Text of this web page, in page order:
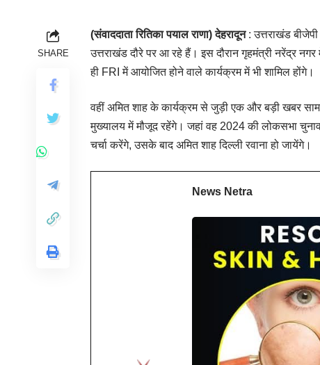
SHARE
(संवाददाता रितिका पयाल राणा)देहरादून: उत्तराखंड
उत्तराखंड दौरे पर आ रहे हैं। इस दौरान गृहमंत्री नरेंद्र
ही FRI में आयोजित होने वाले कार्यक्रम में भी शामिल होंगे।
वहीं अमित शाह के कार्यक्रम से जुड़ी एक और बड़ी खबर
मुख्यालय में मौजूद रहेंगे। जहां वह 2024 की लोकसभा
चर्चा करेंगे, उसके बाद अमित शाह दिल्ली रवाना हो जायेंगे।
News Netra